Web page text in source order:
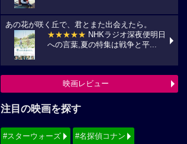
あの花が咲く丘で、君とまた出会えたら。
★★★★★ NHKラジオ深夜便明日
への言葉,夏の特集は戦争と平...
映画レビュー
注目の映画を探す
#スターウォーズ #名探偵コナン